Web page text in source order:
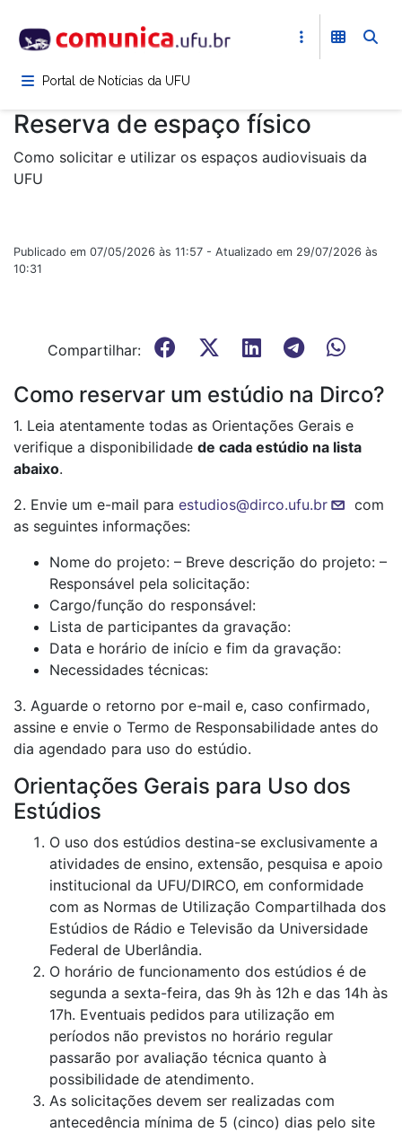
para
conteúdoPortal de Notícias da UFU
Reserva de espaço físico
Como solicitar e utilizar os espaços audiovisuais da
UFU
Publicado em 07/05/2026 às 11:57 - Atualizado em 29/07/2026 às
10:31
Compartilhar:
Como reservar um estúdio na Dirco?
1. Leia atentamente todas as Orientações Gerais e
verifique a disponibilidade de cada estúdio na lista
abaixo.
2. Envie um e-mail para estudios@dirco.ufu.br
com
as seguintes informações:
Nome do projeto: – Breve descrição do projeto: –
Responsável pela solicitação:
Cargo/função do responsável:
Lista de participantes da gravação:
Data e horário de início e fim da gravação:
Necessidades técnicas:
3. Aguarde o retorno por e-mail e, caso confirmado,
assine e envie o Termo de Responsabilidade antes do
dia agendado para uso do estúdio.
Orientações Gerais para Uso dos
Estúdios
O uso dos estúdios destina-se exclusivamente a
atividades de ensino, extensão, pesquisa e apoio
institucional da UFU/DIRCO, em conformidade
com as Normas de Utilização Compartilhada dos
Estúdios de Rádio e Televisão da Universidade
Federal de Uberlândia.
O horário de funcionamento dos estúdios é de
segunda a sexta-feira, das 9h às 12h e das 14h às
17h. Eventuais pedidos para utilização em
períodos não previstos no horário regular
passarão por avaliação técnica quanto à
possibilidade de atendimento.
As solicitações devem ser realizadas com
antecedência mínima de 5 (cinco) dias pelo site